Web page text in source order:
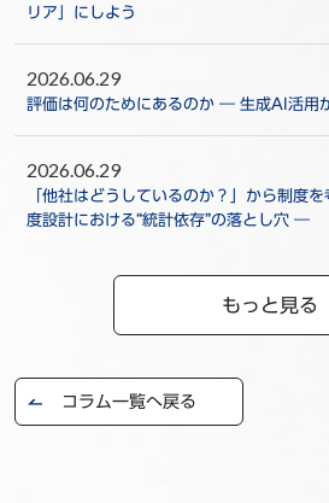
リア」にしよう
2026.06.29
評価は何のためにあるのか ― 生成AI活用
2026.06.29
「他社はどうしているのか？」から制度
度設計における“統計依存”の落とし穴 ―
もっと見る
コラム一覧へ戻る